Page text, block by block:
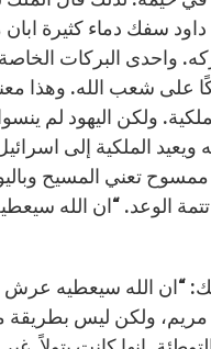
سفك دماء كثيرة
واحدى البركات
شعب الله. وهذا معنى
ولكن اليهود لم
الملكية إلى
ممسوح تعني المسيح
الوعد. “ان الله
“ان الله سيعطيه عرش
مريم، ولكن ليس